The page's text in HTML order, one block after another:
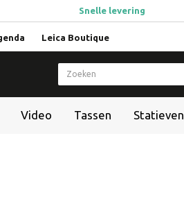
Snelle levering
Leica Boutique
Video Tassen Statieven